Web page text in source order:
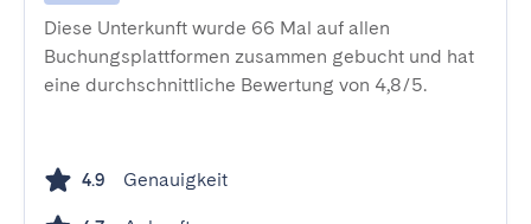
Diese Unterkunft wurde 66 Mal auf allen
Buchungsplattformen zusammen gebucht und hat
eine durchschnittliche Bewertung von 4,8/5.
4.9 Genauigkeit